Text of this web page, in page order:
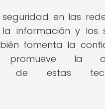
en las
información y los
fomenta la
la
de estas